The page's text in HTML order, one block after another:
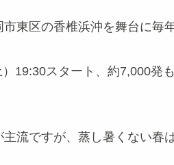
東区の香椎浜沖を舞台に毎
19:30スタート、約7,000発
流ですが、蒸し暑くない春